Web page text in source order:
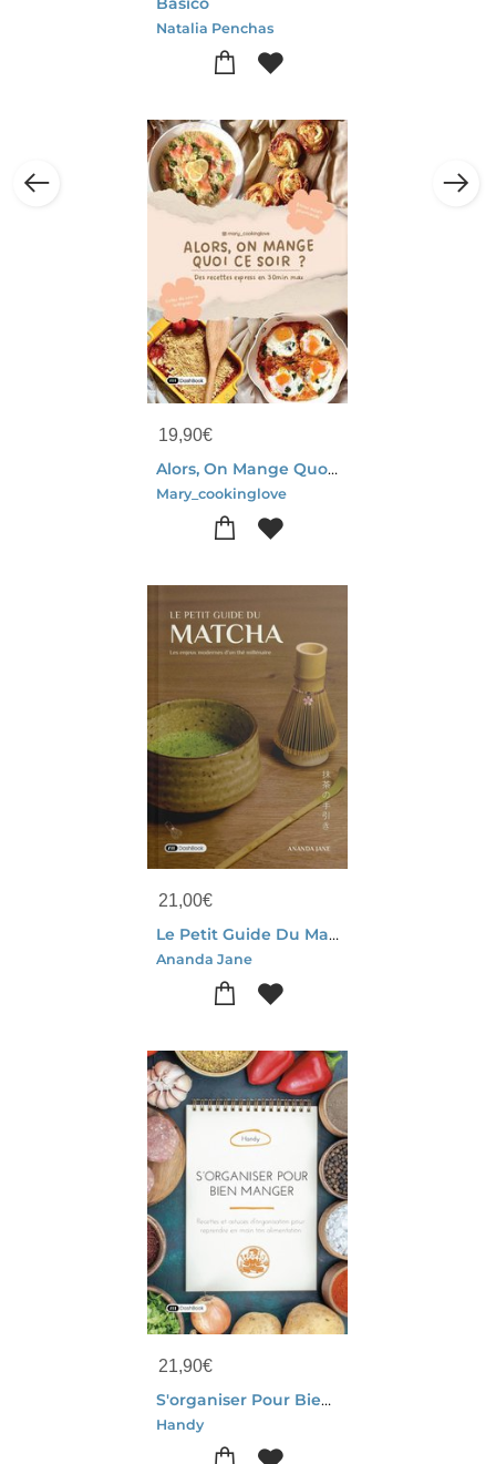
Natalia Penchas
19,90€
Alors, On Mange Quoi Ce Soir ? Des Recettes Express 30 Min Max
Mary_cookinglove
21,00€
Le Petit Guide Du Matcha : Les Enjeux Modernes D'un The Millenaire
Ananda Jane
21,90€
S'organiser Pour Bien Manger : Recettes Et Astuces D'organisation Pour Reprendre En Main Ton Alimentation
Handy